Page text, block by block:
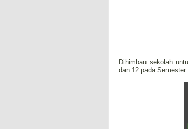
Dihimbau sekolah
dan 12 pada